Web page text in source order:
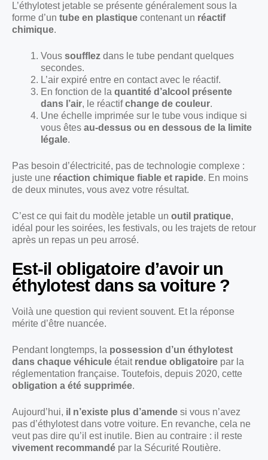
L’éthylotest jetable se présente généralement sous la
forme d’un tube en plastique contenant un réactif
chimique.
Vous soufflez dans le tube pendant quelques
secondes.
L’air expiré entre en contact avec le réactif.
En fonction de la quantité d’alcool présente
dans l’air, le réactifchange de couleur.
Une échelle imprimée sur le tube vous indique si
vous êtes au-dessus ou en dessous de la limite
légale.
Pas besoin d’électricité, pas de technologie complexe :
juste une réaction chimique fiable et rapide. En moins
de deux minutes, vous avez votre résultat.
C’est ce qui fait du modèle jetable un outil pratique,
idéal pour les soirées, les festivals, ou les trajets de retour
après un repas un peu arrosé.
Est-il obligatoire d’avoir un
éthylotest dans sa voiture ?
Voilà une question qui revient souvent. Et la réponse
mérite d’être nuancée.
Pendant longtemps, la possession d’un éthylotest
dans chaque véhicule était rendue obligatoire par la
réglementation française. Toutefois, depuis 2020, cette
obligation a été supprimée.
Aujourd’hui, il n’existe plus d’amende si vous n’avez
pas d’éthylotest dans votre voiture. En revanche, cela ne
veut pas dire qu’il est inutile. Bien au contraire : il reste
vivement recommandé par la Sécurité Routière.